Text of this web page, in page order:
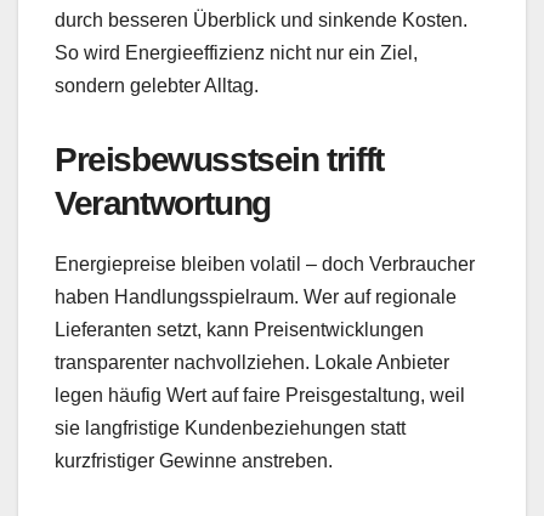
durch besseren Überblick und sinkende Kosten.
So wird Energieeffizienz nicht nur ein Ziel,
sondern gelebter Alltag.
Preisbewusstsein trifft
Verantwortung
Energiepreise bleiben volatil – doch Verbraucher
haben Handlungsspielraum. Wer auf regionale
Lieferanten setzt, kann Preisentwicklungen
transparenter nachvollziehen. Lokale Anbieter
legen häufig Wert auf faire Preisgestaltung, weil
sie langfristige Kundenbeziehungen statt
kurzfristiger Gewinne anstreben.